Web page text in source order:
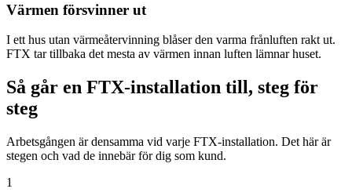
Värmen försvinner ut
I ett hus utan värmeåtervinning blåser den varma frånluften rakt ut.
FTX tar tillbaka det mesta av värmen innan luften lämnar huset.
Så går en FTX-installation till, steg för
steg
Arbetsgången är densamma vid varje FTX-installation. Det här är
stegen och vad de innebär för dig som kund.
1